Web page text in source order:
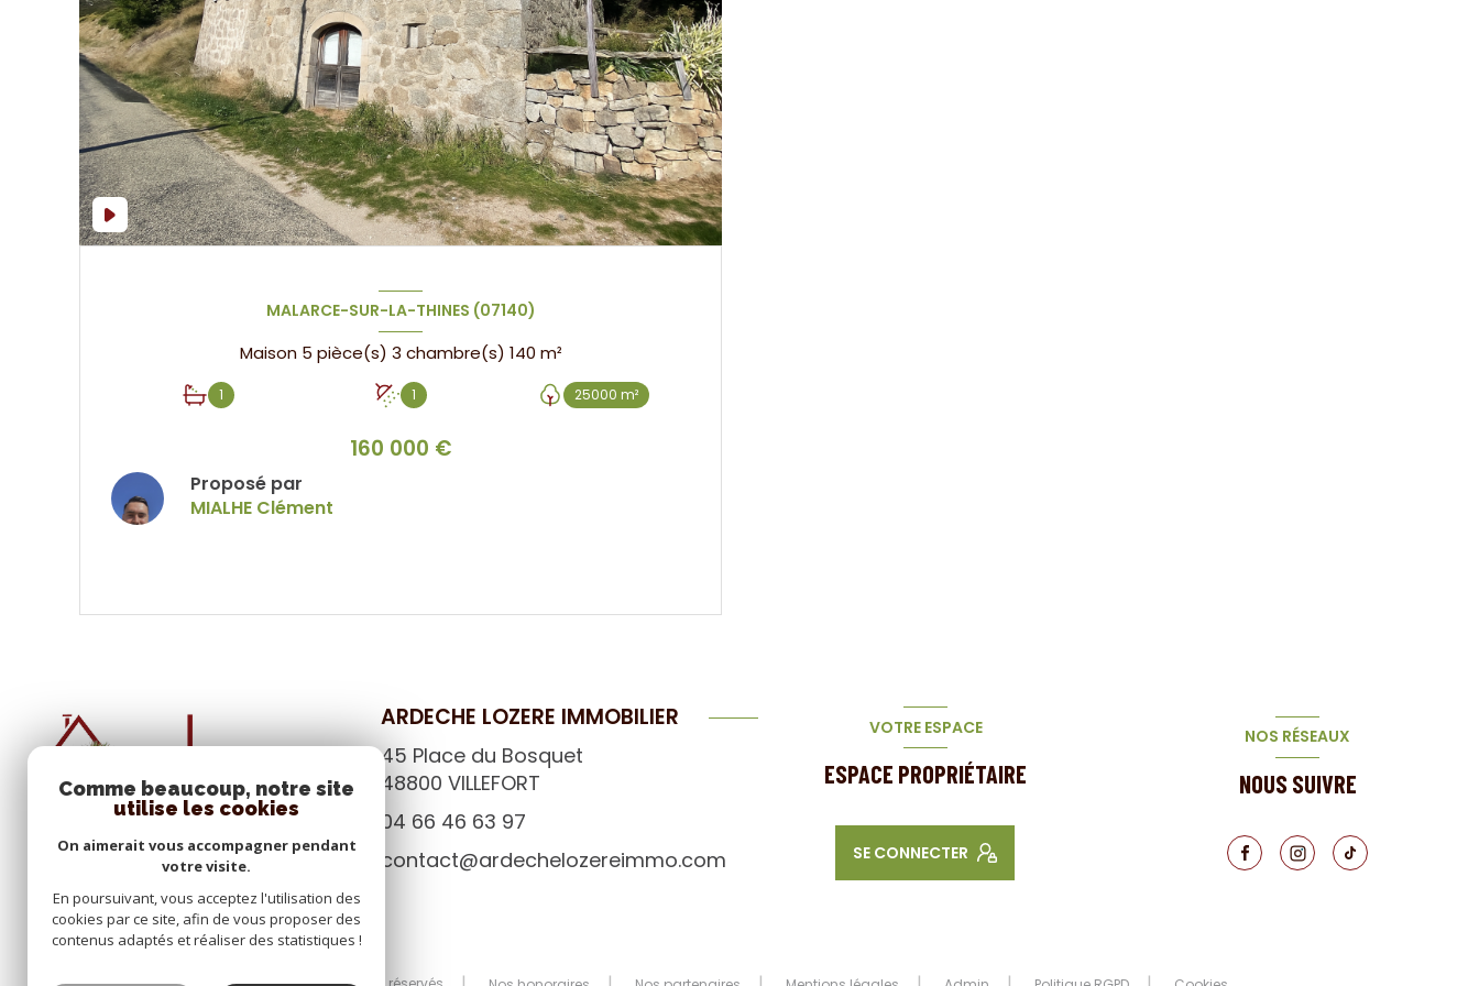
MALARCE-SUR-LA-THINES (07140)
Maison 5 pièce(s) 3 chambre(s) 140 m²
1 1 25000 m²
160 000 €
Proposé par
MIALHE Clément
ARDECHE LOZERE IMMOBILIER
45 Place du Bosquet
48800 VILLEFORT
04 66 46 63 97
contact@ardechelozereimmo.com
VOTRE ESPACE
ESPACE PROPRIÉTAIRE
SE CONNECTER
NOS RÉSEAUX
NOUS SUIVRE
Comme beaucoup, notre site
utilise les cookies
On aimerait vous accompagner pendant
votre visite.
En poursuivant, vous acceptez l'utilisation des
cookies par ce site, afin de vous proposer des
contenus adaptés et réaliser des statistiques !